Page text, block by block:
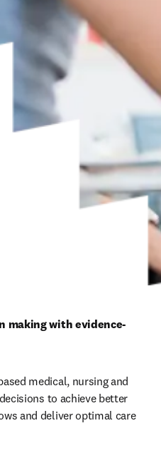
making with evidence-
medical, nursing and
to achieve better
and deliver optimal care